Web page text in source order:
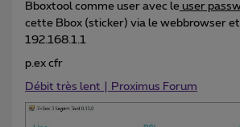
Bboxtool comme user avec le user
cette Bbox (sticker) via le webbrowser et
192.168.1.1
p.ex cfr
Débit très lent | Proximus Forum